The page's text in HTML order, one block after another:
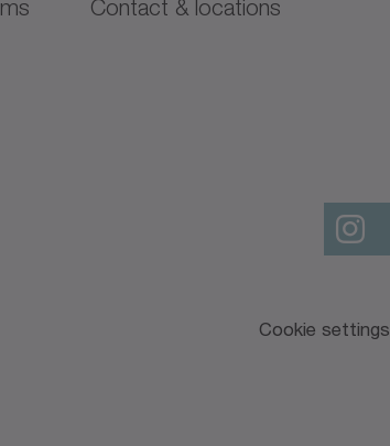
Contact & locations
Cookie settings